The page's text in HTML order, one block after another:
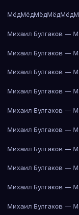
МёдМёдМёдМёдМёд
Михаил Булгаков —
Михаил Булгаков —
Михаил Булгаков —
Михаил Булгаков —
Михаил Булгаков —
Михаил Булгаков —
Михаил Булгаков —
Михаил Булгаков —
Михаил Булгаков —
Михаил Булгаков —